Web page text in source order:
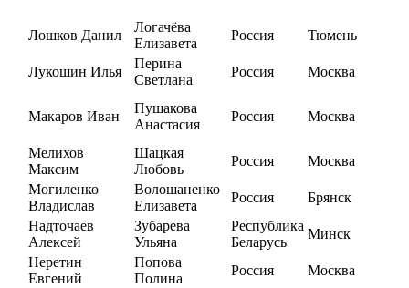
Лошков Данил
Логачёва
Елизавета
Россия Тюмень
Лукошин Илья
Перина
Светлана
Россия Москва
Макаров Иван
Пушакова
Анастасия
Россия Москва
Мелихов
Максим
Шацкая
Любовь
Россия
Москва
Могиленко
Владислав
Волошаненко
Елизавета
Россия
Брянск
Надточаев
Алексей
Зубарева
Ульяна
Республика
Беларусь
Минск
Неретин
Евгений
Попова
Полина
Россия Москва